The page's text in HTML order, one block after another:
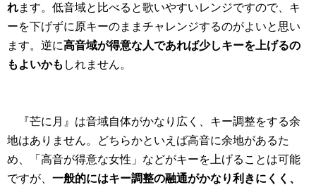
れます。低音域と比べると歌いやすいレンジですので、キ
ーを下げずに原キーのままチャレンジするのがよいと思い
ます。逆に高音域が得意な人であれば少しキーを上げるの
もよいかも しれません。
『芒に月』は音域自体がかなり広く、キー調整をする余
地はありません。どちらかといえば高音に余地があるた
め、「高音が得意な女性」などがキーを上げることは可能
ですが、 一般的にはキー調整の融通がかなり利きにくく、